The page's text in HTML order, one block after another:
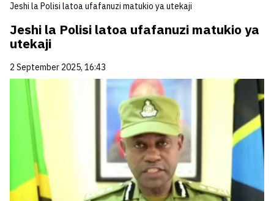
Jeshi la Polisi latoa ufafanuzi matukio ya utekaji
Jeshi la Polisi latoa ufafanuzi matukio ya
utekaji
2 September 2025, 16:43